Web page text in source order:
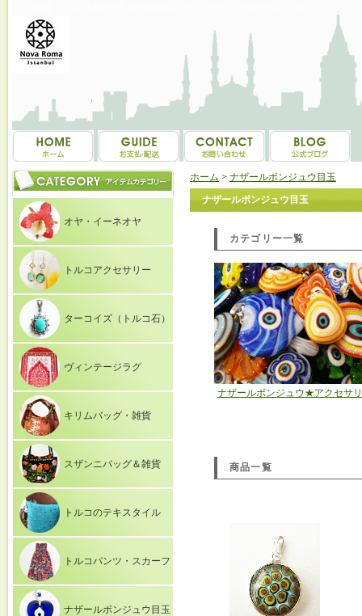
オヤ・イーネオヤ
トルコアクセサリー
ターコイズ（トルコ石）
ヴィンテージラグ
キリムバッグ・雑貨
スザンニバッグ＆雑貨
トルコのテキスタイル
トルコパンツ・スカーフ
ナザールボンジュウ目玉
ホーム > ナザールボンジュウ目玉
ナザールボンジュウ目玉
カテゴリー一覧
ナザールボンジュウ★アクセサ
商品一覧